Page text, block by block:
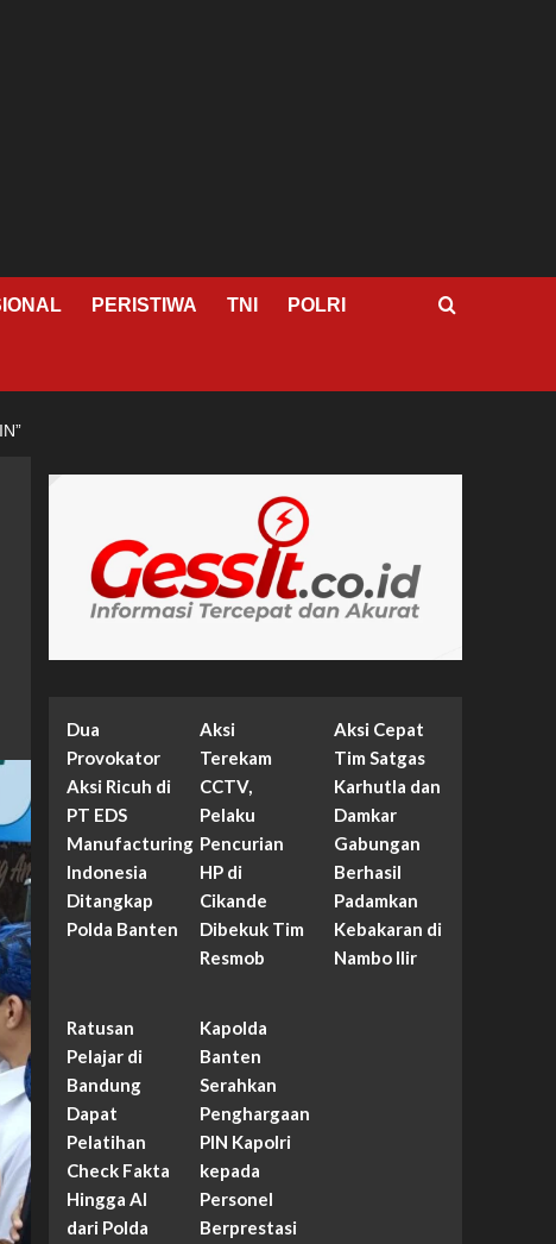
PERISTIWA TNI POLRI
Dua
Provokator
Aksi Ricuh di
PT EDS
Manufacturing
Indonesia
Ditangkap
Polda Banten
Aksi
Terekam
CCTV,
Pelaku
Pencurian
HP di
Cikande
Dibekuk Tim
Resmob
Aksi Cepat
Tim Satgas
Karhutla dan
Damkar
Gabungan
Berhasil
Padamkan
Kebakaran di
Nambo Ilir
Ratusan
Pelajar di
Bandung
Dapat
Pelatihan
Check Fakta
Hingga AI
dari Polda
Kapolda
Banten
Serahkan
Penghargaan
PIN Kapolri
kepada
Personel
Berprestasi